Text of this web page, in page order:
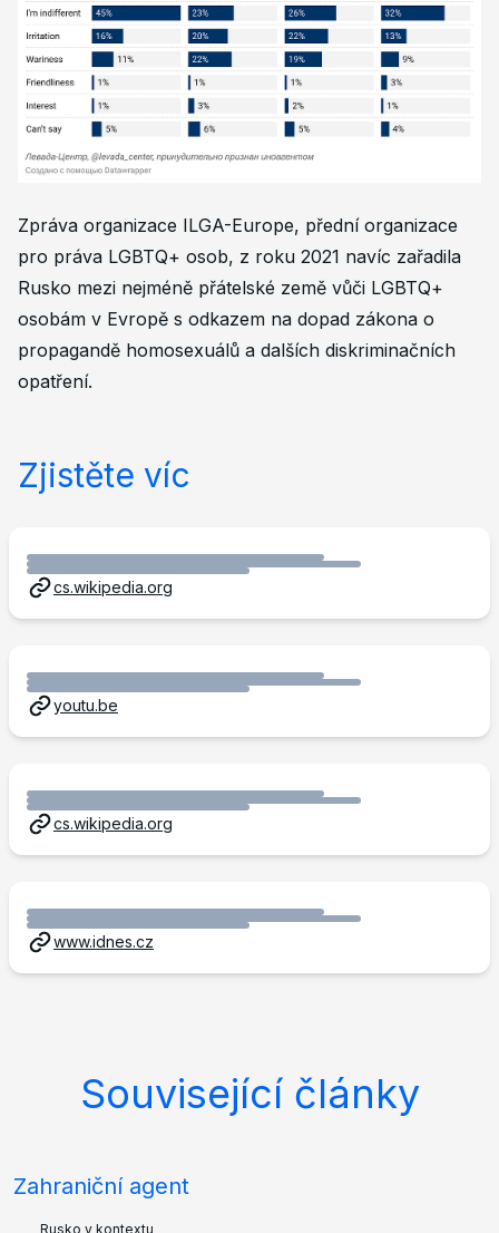
Zpráva organizace ILGA-Europe, přední organizace
pro práva LGBTQ+ osob, z roku 2021 navíc zařadila
Rusko mezi nejméně přátelské země vůči LGBTQ+
osobám v Evropě s odkazem na dopad zákona o
propagandě homosexuálů a dalších diskriminačních
opatření.
Zjistěte víc
cs.wikipedia.org
youtu.be
cs.wikipedia.org
www.idnes.cz
Související články
Zahraniční agent
Rusko v kontextu